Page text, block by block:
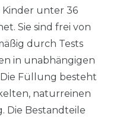
unter 36
Sie sind frei von
durch Tests
in unabhängigen
Füllung besteht
naturreinen
Die Bestandteile